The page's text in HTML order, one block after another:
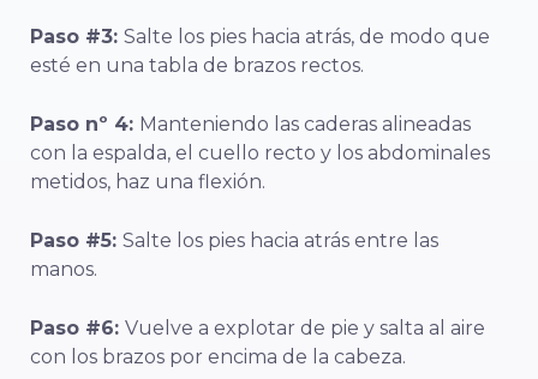
Paso #3: Salte los pies hacia atrás, de modo que
esté en una tabla de brazos rectos.
Paso nº 4: Manteniendo las caderas alineadas
con la espalda, el cuello recto y los abdominales
metidos, haz una flexión.
Paso #5: Salte los pies hacia atrás entre las
manos.
Paso #6: Vuelve a explotar de pie y salta al aire
con los brazos por encima de la cabeza.